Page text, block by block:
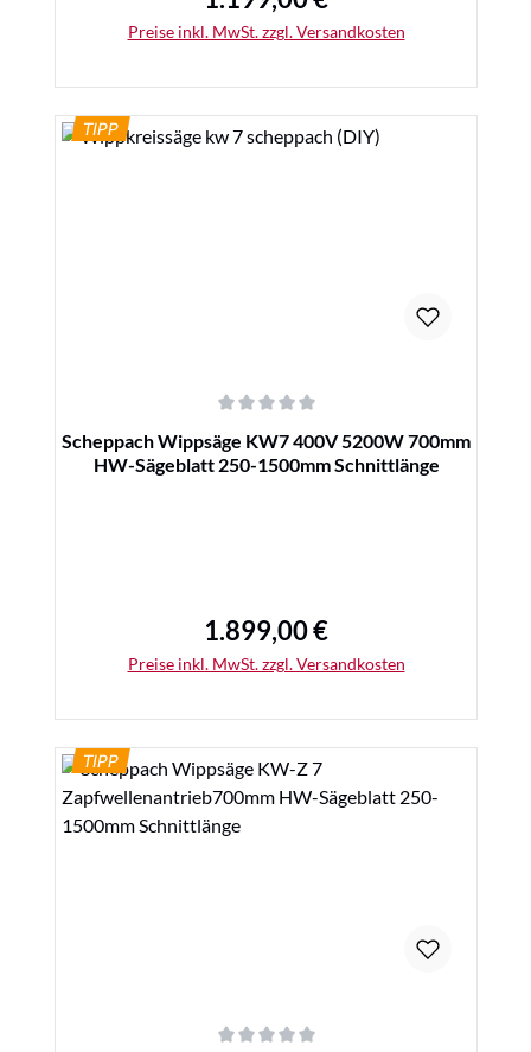
Preise inkl. MwSt. zzgl. Versandkosten
TIPP
Scheppach Wippsäge KW7 400V 5200W 700mm
HW-Sägeblatt 250-1500mm Schnittlänge
Regulärer Preis:
1.899,00 €
Preise inkl. MwSt. zzgl. Versandkosten
Details
TIPP